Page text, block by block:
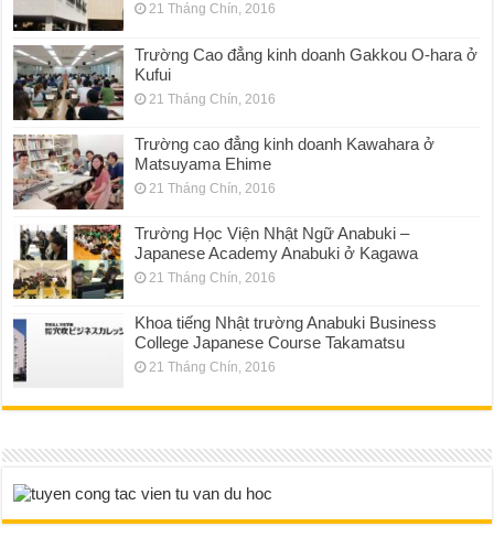
21 Tháng Chín, 2016
Trường Cao đẳng kinh doanh Gakkou O-hara ở
Kufui
21 Tháng Chín, 2016
Trường cao đẳng kinh doanh Kawahara ở
Matsuyama Ehime
21 Tháng Chín, 2016
Trường Học Viện Nhật Ngữ Anabuki –
Japanese Academy Anabuki ở Kagawa
21 Tháng Chín, 2016
Khoa tiếng Nhật trường Anabuki Business
College Japanese Course Takamatsu
21 Tháng Chín, 2016